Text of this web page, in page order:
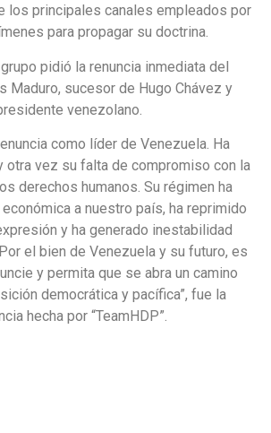
los principales canales empleados por
para propagar su doctrina.
pidió la renuncia inmediata del
Maduro, sucesor de Hugo Chávez y
venezolano.
como líder de Venezuela. Ha
otra vez su falta de compromiso con la
derechos humanos. Su régimen ha
a nuestro país, ha reprimido
y ha generado inestabilidad
el bien de Venezuela y su futuro, es
y permita que se abra un camino
democrática y pacífica”, fue la
hecha por “TeamHDP”.